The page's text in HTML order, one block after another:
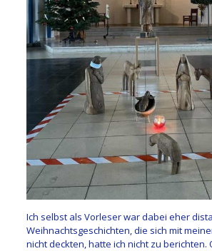
Ich selbst als Vorleser war dabei eher
Weihnachtsgeschichten, die sich mit
nicht deckten, hatte ich nicht zu berichten.